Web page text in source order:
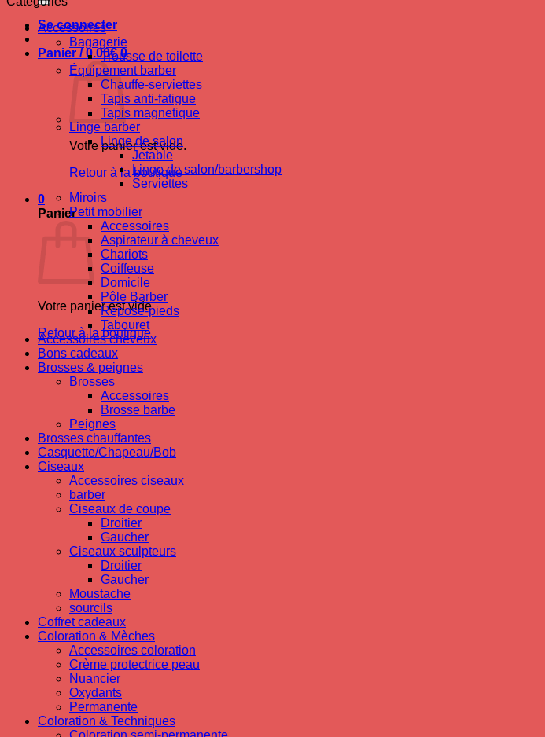
Se connecter
Panier /0.00€ 0
Votre panier est vide.
Retour à la boutique
0
Panier
Votre panier est vide.
Retour à la boutique
Accessoires
Bagagerie
Trousse de toilette
Équipement barber
Chauffe-serviettes
Tapis anti-fatigue
Tapis magnetique
Linge barber
Linge de salon
Jetable
Linge de salon/barbershop
Serviettes
Miroirs
Petit mobilier
Accessoires
Aspirateur à cheveux
Chariots
Coiffeuse
Domicile
Pôle Barber
Repose-pieds
Tabouret
Accessoires cheveux
Bons cadeaux
Brosses & peignes
Brosses
Accessoires
Brosse barbe
Peignes
Brosses chauffantes
Casquette/Chapeau/Bob
Ciseaux
Accessoires ciseaux
barber
Ciseaux de coupe
Droitier
Gaucher
Ciseaux sculpteurs
Droitier
Gaucher
Moustache
sourcils
Coffret cadeaux
Coloration & Mèches
Accessoires coloration
Crème protectrice peau
Nuancier
Oxydants
Permanente
Coloration & Techniques